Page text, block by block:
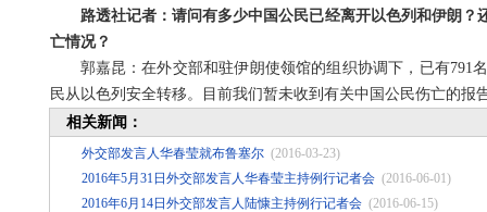
路透社记者：请问有多少中国公民已经离开以色列和伊朗
亡情况？
郭嘉昆：在外交部和驻伊朗使领馆的组织协调下，已有791
民从以色列安全转移。目前我们暂未收到有关中国公民伤亡的报
相关新闻：
外交部发言人华春莹就布鲁塞尔 (2016-03-23)
2016年5月31日外交部发言人华春莹主持例行记者会 (2016-06-01)
2016年6月14日外交部发言人陆慷主持例行记者会 (2016-06-15)